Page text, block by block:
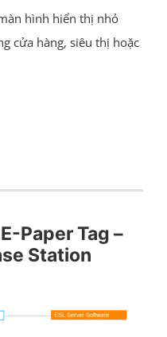
hình hiển thị nhỏ
cửa hàng, siêu thị hoặc
Paper Tag –
Station